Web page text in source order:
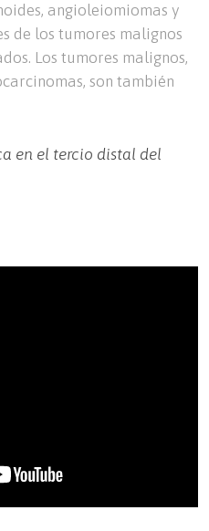
angioleiomiomas y
de los tumores malignos
Los tumores malignos,
son también
en el tercio distal del